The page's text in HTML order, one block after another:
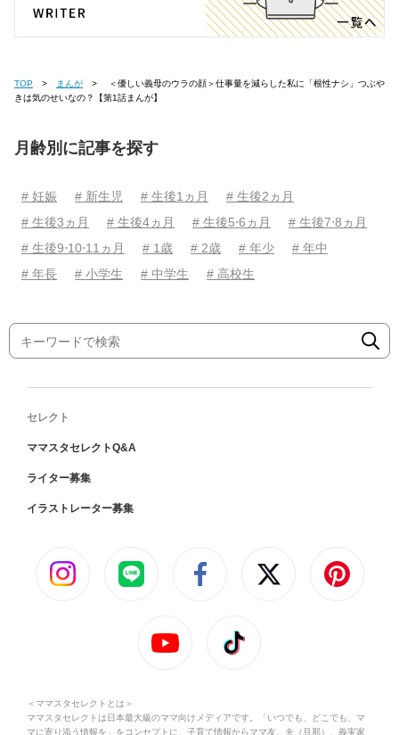
TOP まんが
きは気のせいなの？【第1話まんが】
月齢別に記事を探す
# 妊娠 # 新生児 # 生後1ヵ月
# 生後2ヵ月
# 生後3ヵ月
# 生後4ヵ月 # 生後5⋅6ヵ月
# 生後7⋅8ヵ月
# 生後9⋅10⋅11ヵ月
# 1歳 # 2歳 # 年少
# 年中
# 年長
# 小学生 # 中学生 # 高校生
セレクト
ママスタセレクトQ&A
ライター募集
イラストレーター募集
＜ママスタセレクトとは＞
ママスタセレクトは日本最大級のママ向けメディアです。「いつでも、どこでも、マ
マに寄り添う情報を」をコンセプトに、子育て情報からママ友、夫（旦那）、義実家